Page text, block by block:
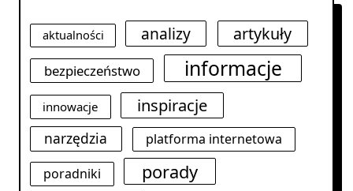
aktualności analizy artykuły
bezpieczeństwo informacje
innowacje inspiracje
narzędzia
platforma internetowa
poradniki
porady